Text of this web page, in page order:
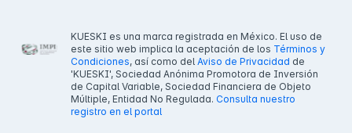
KUESKI es una marca registrada en México. El uso de
este sitio web implica la aceptación de los Términos y
Condiciones, así como del Aviso de Privacidad de
'KUESKI', Sociedad Anónima Promotora de Inversión
de Capital Variable, Sociedad Financiera de Objeto
Múltiple, Entidad No Regulada. Consulta nuestro
registro en el portal